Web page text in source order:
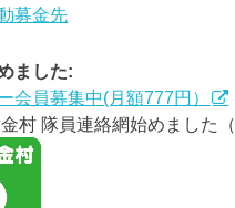
募金先
ました:
会員募集中(月額777円）
村 隊員連絡網始めました（